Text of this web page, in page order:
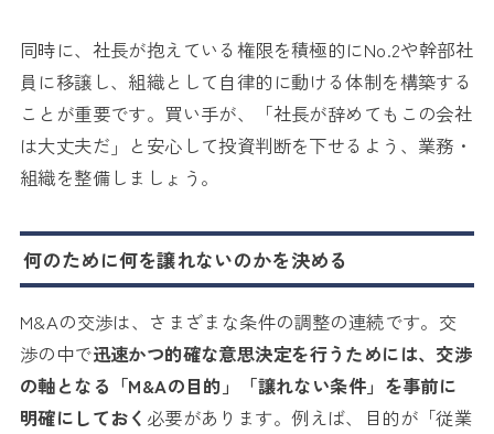
同時に、社長が抱えている権限を積極的にNo.2や幹部社
員に移譲し、組織として自律的に動ける体制を構築する
ことが重要です。買い手が、「社長が辞めてもこの会社
は大丈夫だ」と安心して投資判断を下せるよう、業務・
組織を整備しましょう。
何のために何を譲れないのかを決める
M&Aの交渉は、さまざまな条件の調整の連続です。交
渉の中で迅速かつ的確な意思決定を行うためには、交渉
の軸となる「M&Aの目的」「譲れない条件」を事前に
明確にしておく 必要があります。例えば、目的が「従業